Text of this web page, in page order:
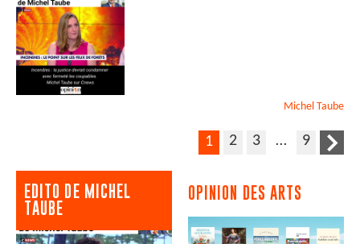
Michel Taube
1 2 3 … 9
EDITO DE MICHEL
TAUBE
OPINION DES ARTS